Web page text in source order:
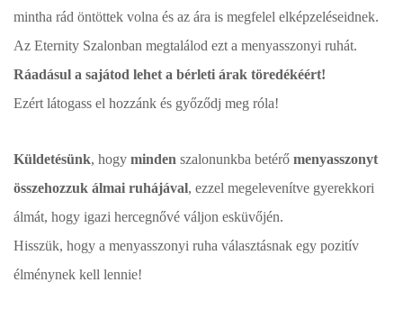
mintha rád öntöttek volna és az ára is megfelel elképzeléseidnek.
Az Eternity Szalonban megtalálod ezt a menyasszonyi ruhát.
Ráadásul a sajátod lehet a bérleti árak töredékéért!
Ezért látogass el hozzánk és győződj meg róla!
Küldetésünk, hogy minden szalonunkba betérő menyasszonyt
összehozzuk álmai ruhájával, ezzel megelevenítve gyerekkori
álmát, hogy igazi hercegnővé váljon esküvőjén.
Hisszük, hogy a menyasszonyi ruha választásnak egy pozitív
élménynek kell lennie!